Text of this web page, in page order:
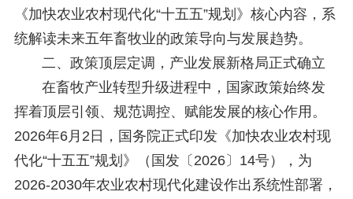
《加快农业农村现代化“十五五”规划》核心内容，系
统解读未来五年畜牧业的政策导向与发展趋势。
二、政策顶层定调，产业发展新格局正式确立
在畜牧产业转型升级进程中，国家政策始终发
挥着顶层引领、规范调控、赋能发展的核心作用。
2026年6月2日，国务院正式印发《加快农业农村现
代化“十五五”规划》（国发〔2026〕14号），为
2026-2030年农业农村现代化建设作出系统性部署，